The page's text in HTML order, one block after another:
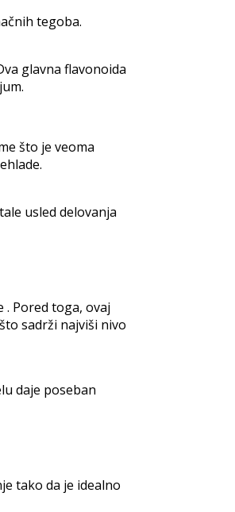
tegoba.
glavna flavonoida
što je veoma
usled delovanja
Pored toga, ovaj
sadrži najviši nivo
daje poseban
tako da je idealno